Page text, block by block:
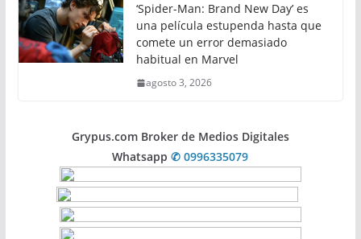
‘Spider-Man: Brand New Day’ es
una película estupenda hasta que
comete un error demasiado
habitual en Marvel
agosto 3, 2026
Grypus.com Broker de Medios Digitales
Whatsapp✆ 0996335079